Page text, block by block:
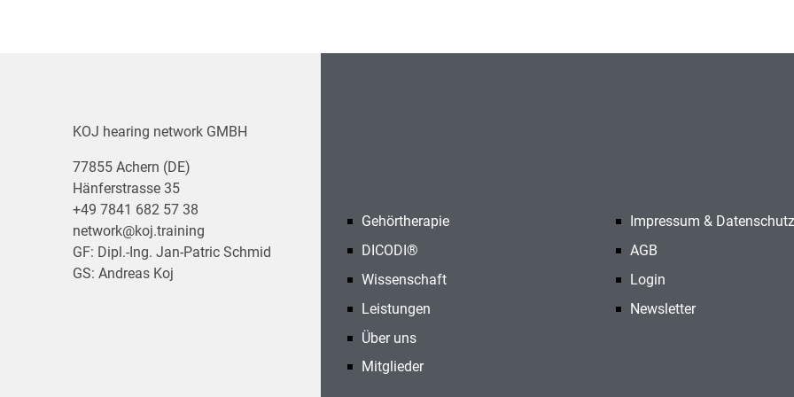
KOJ hearing network GMBH
77855 Achern (DE)
Hänferstrasse 35
+49 7841 682 57 38
network@koj.training
GF: Dipl.-Ing. Jan-Patric Schmid
GS: Andreas Koj
Gehörtherapie
DICODI®
Wissenschaft
Leistungen
Über uns
Mitglieder
Impressum &
AGB
Login
Newsletter